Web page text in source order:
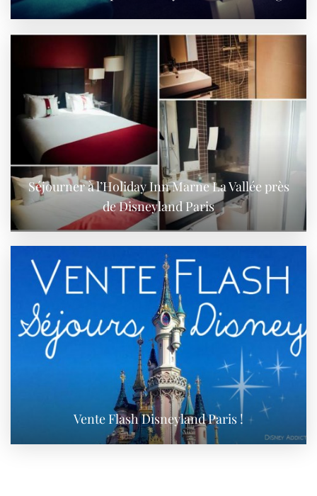
Séjourner à l’Holiday Inn Marne La Vallée près
de Disneyland Paris
Vente Flash Disneyland Paris !